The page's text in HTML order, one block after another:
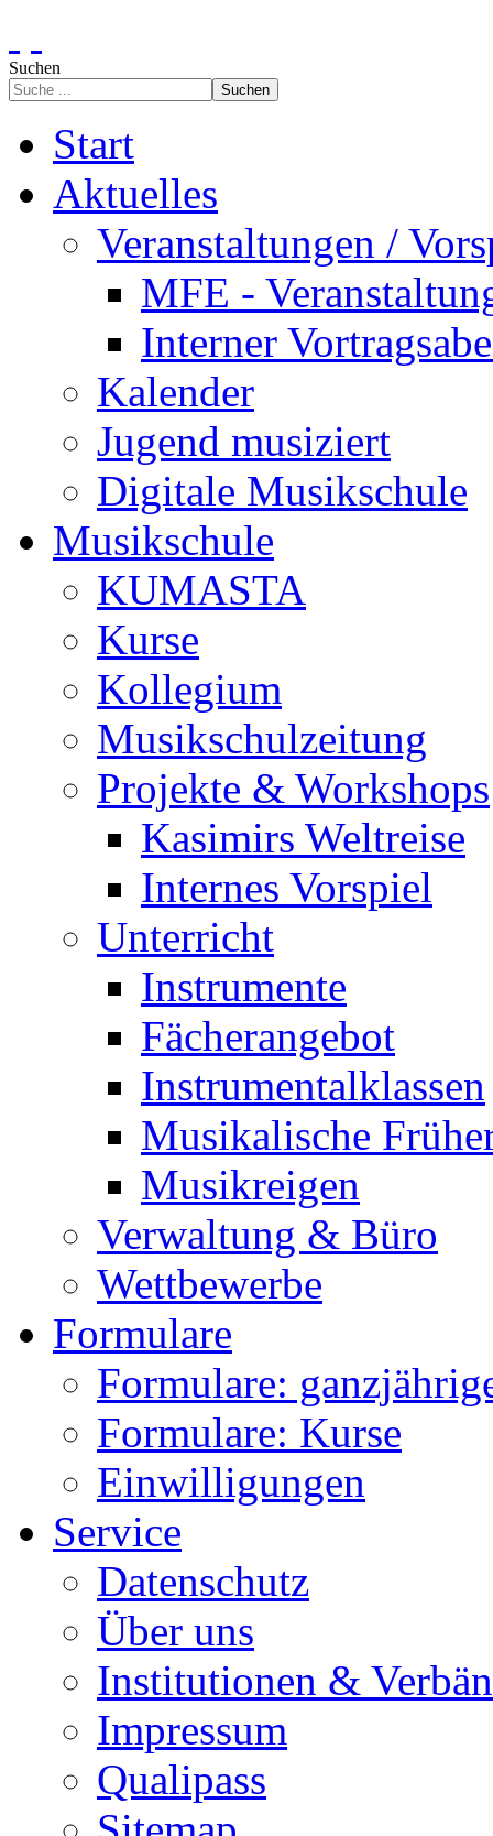
Suchen
Suchen
Start
Aktuelles
Veranstaltungen /
MFE -
Interner
Kalender
Jugend musiziert
Digitale Musikschule
Musikschule
KUMASTA
Kurse
Kollegium
Musikschulzeitung
Projekte & Workshops
Kasimirs Weltreise
Internes Vorspiel
Unterricht
Instrumente
Fächerangebot
Instrumentalklassen
Musikalische
Musikreigen
Verwaltung & Büro
Wettbewerbe
Formulare
Formulare:
Formulare: Kurse
Einwilligungen
Service
Datenschutz
Über uns
Institutionen &
Impressum
Qualipass